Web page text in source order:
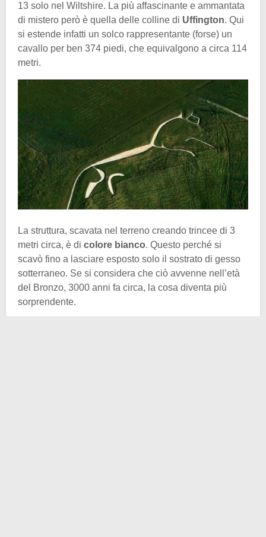
13 solo nel Wiltshire. La più affascinante e ammantata
di mistero però è quella delle colline di Uffington. Qui
si estende infatti un solco rappresentante (forse) un
cavallo per ben 374 piedi, che equivalgono a circa 114
metri.
La struttura, scavata nel terreno creando trincee di 3
metri circa, è di colore bianco. Questo perché si
scavò fino a lasciare esposto solo il sostrato di gesso
sotterraneo. Se si considera che ciò avvenne nell’età
del Bronzo, 3000 anni fa circa, la cosa diventa più
sorprendente.